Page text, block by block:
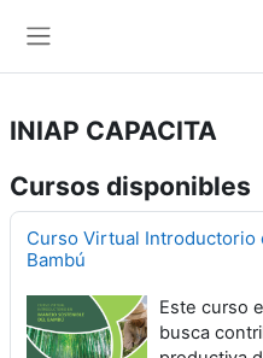
INIAP CAPACITA
Cursos disponibles
Curso Virtual Introductorio
Bambú
Este curso
busca